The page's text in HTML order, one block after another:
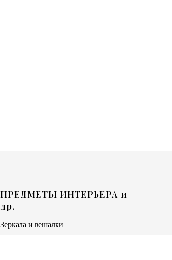
ПРЕДМЕТЫ ИНТЕРЬЕРА и
др.
Зеркала и вешалки